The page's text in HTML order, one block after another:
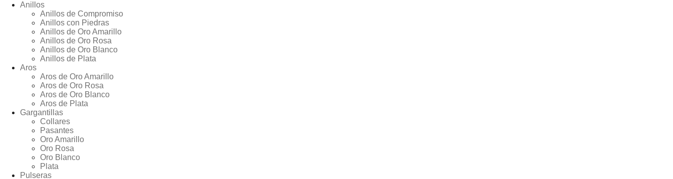
Anillos
Anillos de Compromiso
Anillos con Piedras
Anillos de Oro Amarillo
Anillos de Oro Rosa
Anillos de Oro Blanco
Anillos de Plata
Aros
Aros de Oro Amarillo
Aros de Oro Rosa
Aros de Oro Blanco
Aros de Plata
Gargantillas
Collares
Pasantes
Oro Amarillo
Oro Rosa
Oro Blanco
Plata
Pulseras